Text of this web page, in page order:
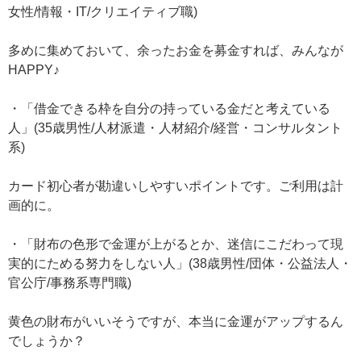
女性/情報・IT/クリエイティブ職)
多めに集めておいて、余ったお金を募金すれば、みんなが
HAPPY♪
・「借金できる枠を自分の持っている金だと考えている
人」(35歳男性/人材派遣・人材紹介/経営・コンサルタント
系)
カード初心者が勘違いしやすいポイントです。ご利用は計
画的に。
・「財布の色形で金運が上がるとか、迷信にこだわって現
実的にためる努力をしない人」(38歳男性/団体・公益法人・
官公庁/事務系専門職)
黄色の財布がいいそうですが、本当に金運がアップするん
でしょうか？